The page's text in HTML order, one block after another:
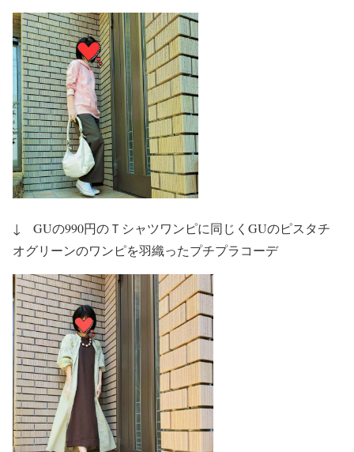
↓ GUの990円のＴシャツワンピに同じくGUのピスタチ
オグリーンのワンピを羽織ったプチプラコーデ